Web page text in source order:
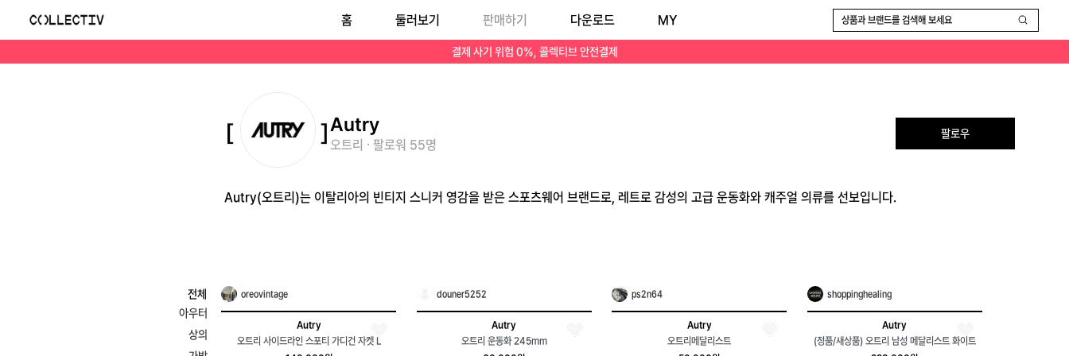
Autry(오트리)는 이탈리아의 빈티지 스니커 영감을 받은 스포츠웨어 브랜드로, 레트로 감성의 고급 운동화와 캐주얼 의류를 선보입니다.
결제 사기 위험 0%, 콜렉티브 안전결제
홈 둘러보기 판매하기 다운로드 MY 상품과 브랜드를 검색해 보세요
Autry
오트리 · 팔로워 55명
팔로우
Autry(오트리)는 이탈리아의 빈티지 스니커 영감을 받은 스포츠웨어 브랜드로, 레트로 감성의 고급 운동화와 캐주얼 의류를 선보입니다.
전체
아우터
상의
oreovintage
Autry
오트리 사이드라인 스포티 가디건 자켓 L
douner5252
Autry
오트리 운동화 245mm
ps2n64
Autry
오트리메달리스트
shoppinghealing
Autry
(정품/새상품) 오트리 남성 메달리스트 화이트